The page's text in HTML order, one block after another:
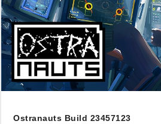
Ostranauts Build 23457123